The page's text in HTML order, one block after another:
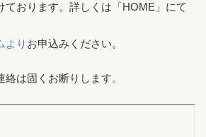
ております。詳しくは「HOME」にて
より お申込みください。
は固くお断りします。